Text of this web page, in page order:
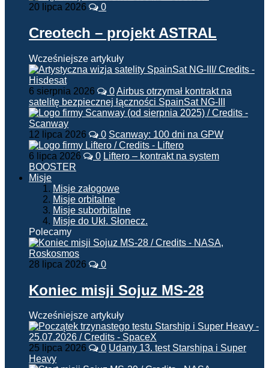
20 lipca 2026 0
Creotech – projekt ASTRAL
Wcześniejsze artykuły
6 sierpnia 2026 0Airbus otrzymał kontrakt na
satelitę bezpiecznej łączności SpainSat NG-III
12 lipca 2026 0 Scanway: 100 dni na GPW
6 lipca 2026 0 Liftero – kontrakt na system
BOOSTER
Misje
Misje załogowe
Misje orbitalne
Misje suborbitalne
Misje do Ukł. Słonecz.
Polecamy
28 lipca 2026 0
Koniec misji Sojuz MS-28
Wcześniejsze artykuły
25 lipca 2026 0 Udany 13. test Starshipa i Super
Heavy